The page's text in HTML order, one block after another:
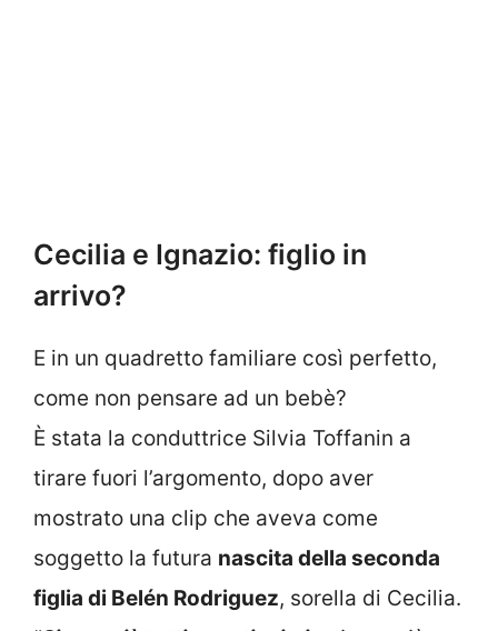
Cecilia e Ignazio: figlio in
arrivo?
E in un quadretto familiare così perfetto,
come non pensare ad un bebè?
È stata la conduttrice Silvia Toffanin a
tirare fuori l’argomento, dopo aver
mostrato una clip che aveva come
soggetto la futura nascita della seconda
figlia di Belén Rodriguez, sorella di Cecilia.